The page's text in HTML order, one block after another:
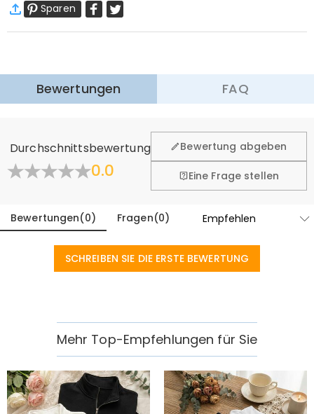
Standardversand
9-18
Arbeitstage
Mehr erfahren
fühlen. Deshalb bieten wir Ihnen 60 Tage Rückgaberecht.
Sparen
Bewertungen FAQ
Durchschnittsbewertung
0.0
Bewertung abgeben
Eine Frage stellen
Bewertungen(0) Fragen(0)
SCHREIBEN SIE DIE ERSTE BEWERTUNG
Mehr Top-Empfehlungen für Sie